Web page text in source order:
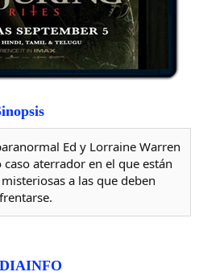
Ed y Lorraine Warren
aterrador en el que están
a las que deben